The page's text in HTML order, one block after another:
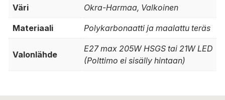
Väri Okra-Harmaa, Valkoinen
Materiaali Polykarbonaatti ja maalattu teräs
Valonlähde
E27 max 205W HSGS tai 21W LED
(Polttimo ei sisälly hintaan)